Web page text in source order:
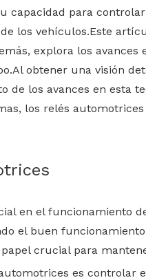
capacidad para
los vehículos.Este
explora los
obtener una visión
los avances en esta
los relés
en el funcionamiento
el buen
crucial para
es